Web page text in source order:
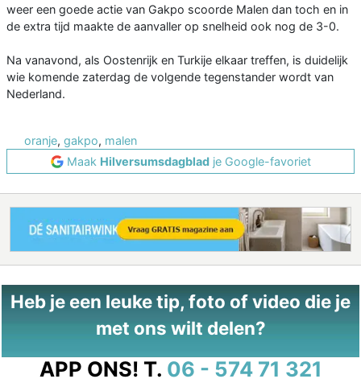
weer een goede actie van Gakpo scoorde Malen dan toch en in
de extra tijd maakte de aanvaller op snelheid ook nog de 3-0.
Na vanavond, als Oostenrijk en Turkije elkaar treffen, is duidelijk
wie komende zaterdag de volgende tegenstander wordt van
Nederland.
oranje, gakpo, malen
Maak Hilversumsdagbladje Google-favoriet
Heb je een leuke tip, foto of video die je
met ons wilt delen?
APP ONS! T. 06 - 574 71 321